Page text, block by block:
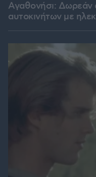
Αγαθονήσι: Δωρεάν
αυτοκινήτων με